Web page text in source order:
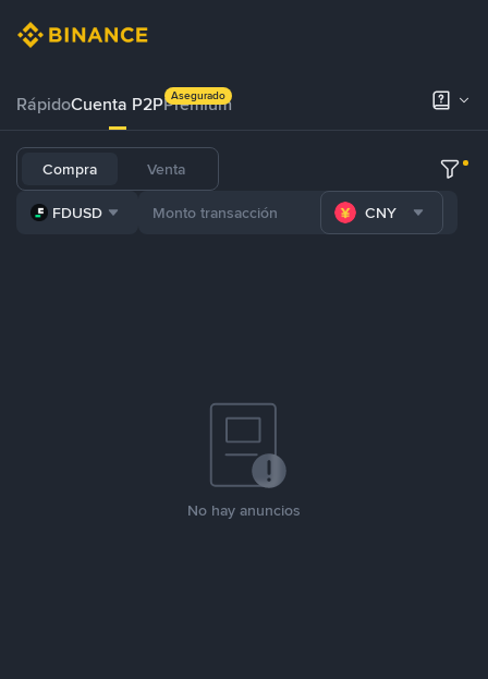
RápidoCuenta P2PPrémium
Asegurado
Compra Venta
FDUSD CNY
No hay anuncios